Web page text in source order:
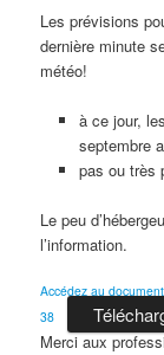
Les prévisions
dernière minute
météo!
à ce jour,
septembre
pas ou très
Le peu
l’information.
Accédez au
38
Merci aux